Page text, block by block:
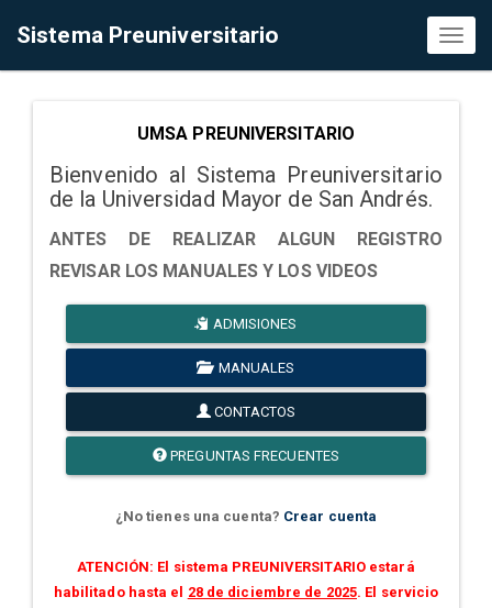
Sistema Preuniversitario
UMSA PREUNIVERSITARIO
Bienvenido al Sistema Preuniversitario
de la Universidad Mayor de San Andrés.
ANTES DE REALIZAR ALGUN REGISTRO
REVISAR LOS MANUALES Y LOS VIDEOS
ADMISIONES
MANUALES
CONTACTOS
PREGUNTAS FRECUENTES
¿No tienes una cuenta? Crear cuenta
ATENCIÓN: El sistema PREUNIVERSITARIO estará
habilitado hasta el 28 de diciembre de 2025. El servicio